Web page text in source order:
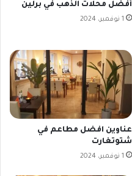
أفضل محلات الذهب في برلين
1 نوفمبر، 2024
عناوين افضل مطاعم في
شتوتغارت
1 نوفمبر، 2024